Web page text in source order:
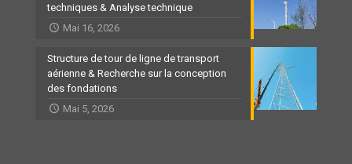
techniques & Analyse technique
Mai 16, 2026
Structure de tour de ligne de transport
aérienne & Recherche sur la conception
des fondations
Mai 5, 2026